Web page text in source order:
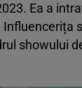
Ea a
showului